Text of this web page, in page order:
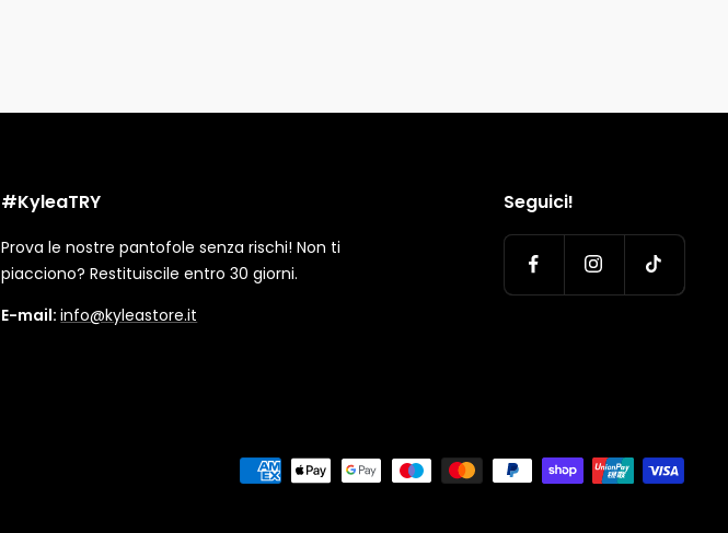
#KyleaTRY
Prova le nostre pantofole senza rischi! Non ti
piacciono? Restituiscile entro 30 giorni.
E-mail:info@kyleastore.it
Seguici!